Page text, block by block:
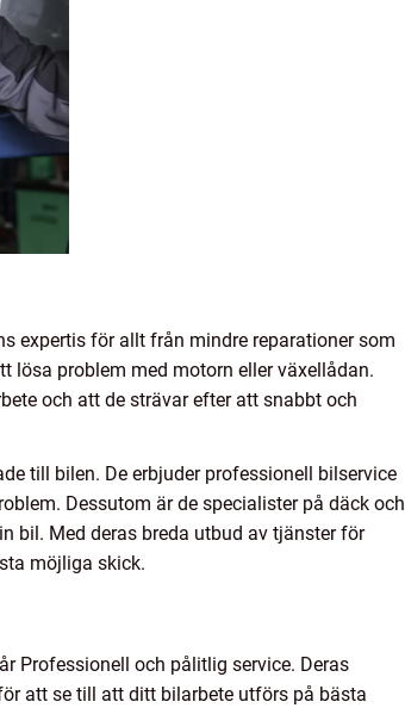
expertis för allt från mindre reparationer som
lösa problem med motorn eller växellådan.
och att de strävar efter att snabbt och
till bilen. De erbjuder professionell bilservice
Dessutom är de specialister på däck och
bil. Med deras breda utbud av tjänster för
möjliga skick.
Professionell och pålitlig service. Deras
att se till att ditt bilarbete utförs på bästa